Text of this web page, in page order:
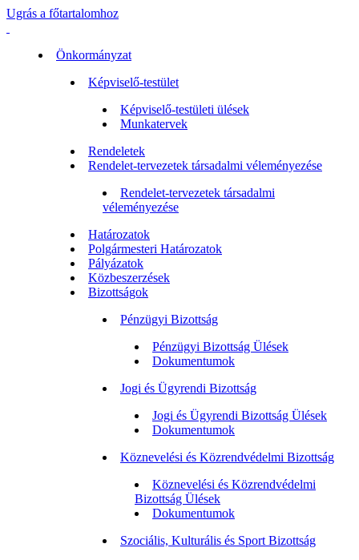
Ugrás a főtartalomhoz
Önkormányzat
Képviselő-testület
Képviselő-testületi ülések
Munkatervek
Rendeletek
Rendelet-tervezetek társadalmi véleményezése
Rendelet-tervezetek társadalmi
véleményezése
Határozatok
Polgármesteri Határozatok
Pályázatok
Közbeszerzések
Bizottságok
Pénzügyi Bizottság
Pénzügyi Bizottság Ülések
Dokumentumok
Jogi és Ügyrendi Bizottság
Jogi és Ügyrendi Bizottság Ülések
Dokumentumok
Köznevelési és Közrendvédelmi Bizottság
Köznevelési és Közrendvédelmi
Bizottság Ülések
Dokumentumok
Szociális, Kulturális és Sport Bizottság